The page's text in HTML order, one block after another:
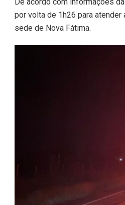
por volta de 1h26 para
sede de Nova Fátima.